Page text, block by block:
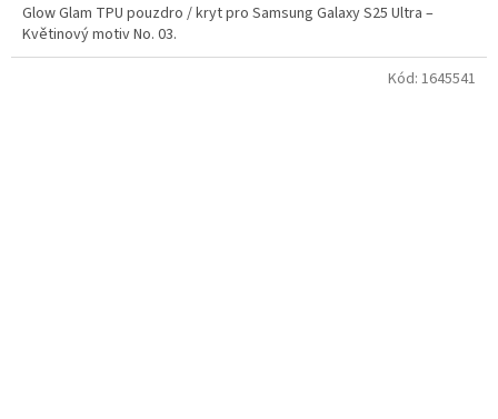
Glow Glam TPU pouzdro / kryt pro Samsung Galaxy S25 Ultra –
Květinový motiv No. 03.
Kód: 1645541